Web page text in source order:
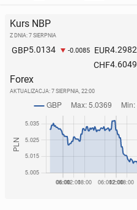
Kurs NBP
Z DNIA: 7 SIERPNIA
GBP5.0134 -0.0085 EUR4.2982
CHF4.6049
Forex
AKTUALIZACJA: 7 SIERPNIA, 22:00